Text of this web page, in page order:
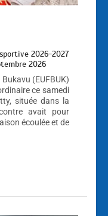
2026-2027
2026
(EUFBUK)
ce samedi
située dans la
avait pour
écoulée et de